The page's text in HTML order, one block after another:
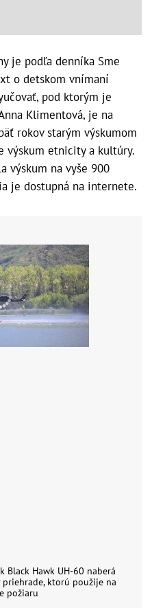
je podľa denníka Sme
o detskom vnímaní
pod ktorým je
Klimentová, je na
rokov starým výskumom
výskum etnicity a kultúry.
výskum na vyše 900
je dostupná na internete.
Black Hawk UH-60 naberá
priehrade, ktorú použije na
požiaru